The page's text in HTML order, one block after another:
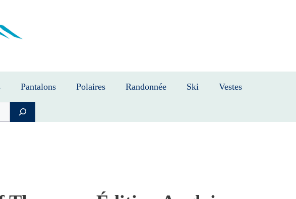
Pantalons Polaires Randonnée Ski Vestes